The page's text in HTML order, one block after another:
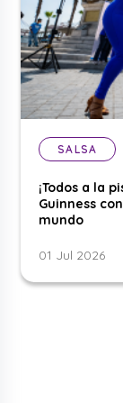
SALSA
¡Todos a la
Guinness
mundo
01 Jul 2026